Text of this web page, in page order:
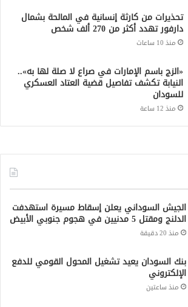
تحذيرات من كارثة إنسانية في المالحة بشمال
دارفور تهدد أكثر من 270 ألف شخص
منذ 10 ساعات
«الزج باسم الإمارات في صراع لا صلة لها به»..
النيابة تكشف تفاصيل قضية العتاد العسكري
للسودان
منذ 12 ساعة
الجيش السوداني يعلن إسقاط مسيرة استهدفت
الدلنج ومقتل 5 مدنيين في هجوم جنوبي الأبيض
منذ 20 دقيقة
بنك السودان يعيد تشغيل المحول القومي للدفع
الإلكتروني
منذ ساعتين